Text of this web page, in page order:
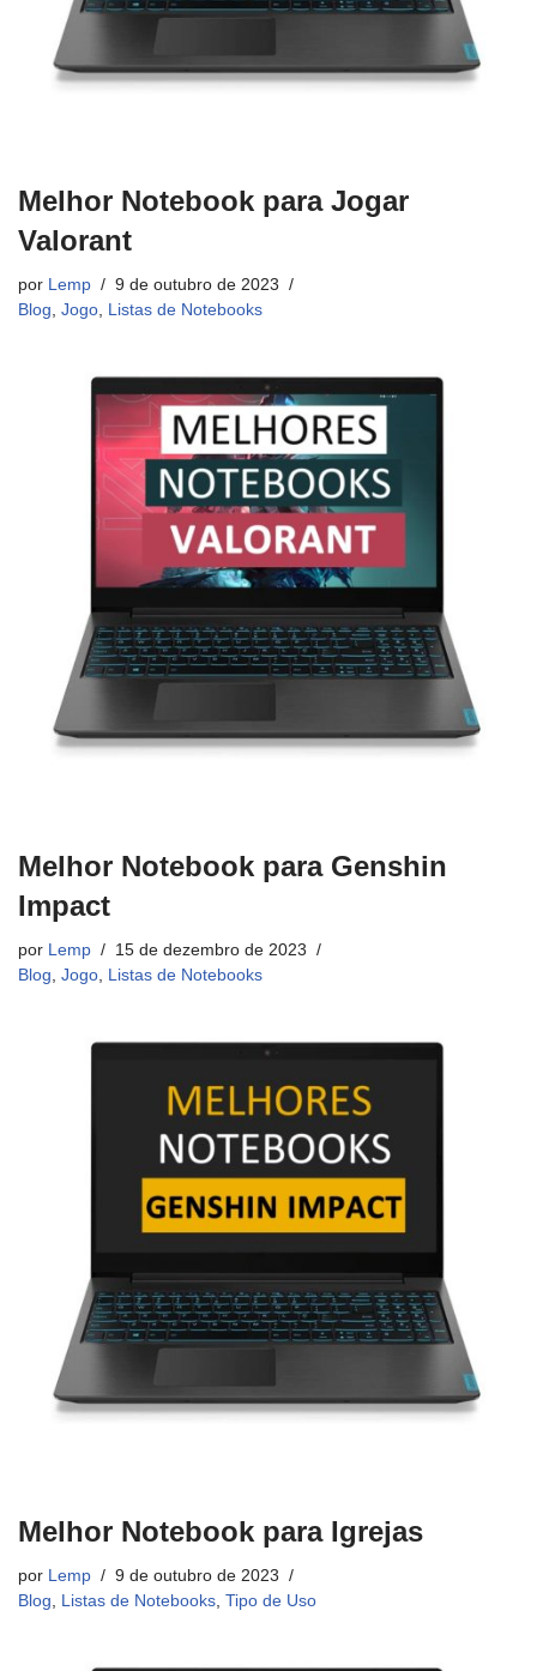
Melhor Notebook para Jogar
Valorant
por Lemp
9 de outubro de 2023
Blog, Jogo, Listas de Notebooks
Melhor Notebook para Genshin
Impact
por Lemp
15 de dezembro de 2023
Blog, Jogo, Listas de Notebooks
Melhor Notebook para Igrejas
por Lemp
9 de outubro de 2023
Blog
Listas de Notebooks Tipo de Uso